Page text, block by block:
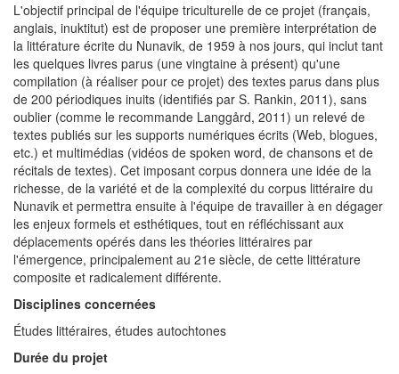
L'objectif principal de l'équipe triculturelle de ce projet (français,
anglais, inuktitut) est de proposer une première interprétation de
la littérature écrite du Nunavik, de 1959 à nos jours, qui inclut tant
les quelques livres parus (une vingtaine à présent) qu'une
compilation (à réaliser pour ce projet) des textes parus dans plus
de 200 périodiques inuits (identifiés par S. Rankin, 2011), sans
oublier (comme le recommande Langgård, 2011) un relevé de
textes publiés sur les supports numériques écrits (Web, blogues,
etc.) et multimédias (vidéos de spoken word, de chansons et de
récitals de textes). Cet imposant corpus donnera une idée de la
richesse, de la variété et de la complexité du corpus littéraire du
Nunavik et permettra ensuite à l'équipe de travailler à en dégager
les enjeux formels et esthétiques, tout en réfléchissant aux
déplacements opérés dans les théories littéraires par
l'émergence, principalement au 21e siècle, de cette littérature
composite et radicalement différente.
Disciplines concernées
Études littéraires, études autochtones
Durée du projet